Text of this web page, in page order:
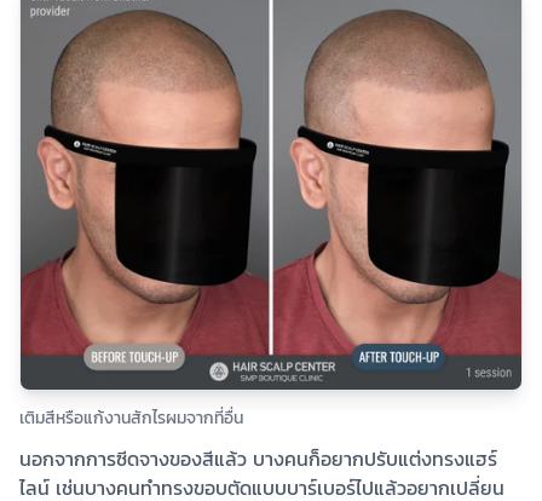
เติมสีหรือแก้งานสักไรผมจากที่อื่น
นอกจากการซีดจางของสีแล้ว บางคนก็อยากปรับแต่งทรงแฮร์
ไลน์ เช่นบางคนทำทรงขอบตัดแบบบาร์เบอร์ไปแล้วอยากเปลี่ยน